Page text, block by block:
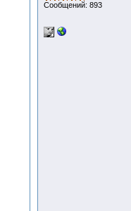
Сообщений: 893